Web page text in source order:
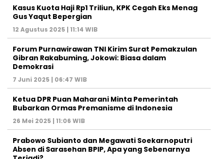
Prabowo Subianto dan Megawati Soekarnoputri
Absen di Sarasehan BPIP, Apa yang Sebenarnya
Terjadi?
21 Mei 2025 | 15:45 WIB
Graha Media Center,
Bogor - Indonesia
untukredaksi@gmail.com